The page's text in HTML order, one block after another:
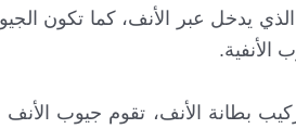
الذي يدخل عبر الأنف، كما تكون
الأنفية.
بطانة الأنف، تقوم جيوب